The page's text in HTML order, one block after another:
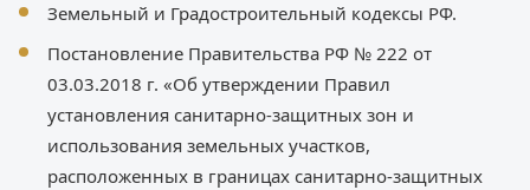
Земельный и Градостроительный кодексы РФ.
Постановление Правительства РФ № 222 от
03.03.2018 г. «Об утверждении Правил
установления санитарно-защитных зон и
использования земельных участков,
расположенных в границах санитарно-защитных